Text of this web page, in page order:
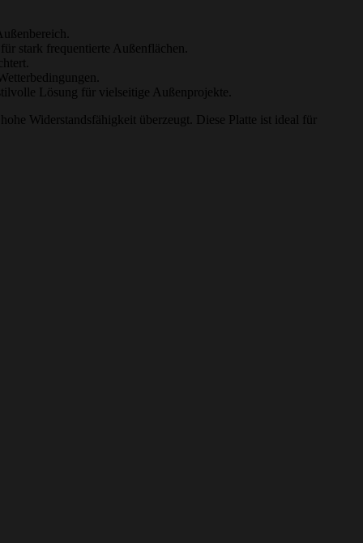
stark frequentierte Außenflächen.
Lösung für vielseitige Außenprojekte.
Widerstandsfähigkeit überzeugt. Diese Platte ist ideal für